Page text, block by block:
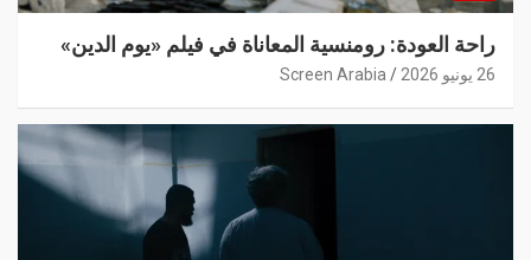
راحة العودة: رومنسية المعاناة في فيلم «يوم الدين»
26 يونيو 2026 Screen Arabia